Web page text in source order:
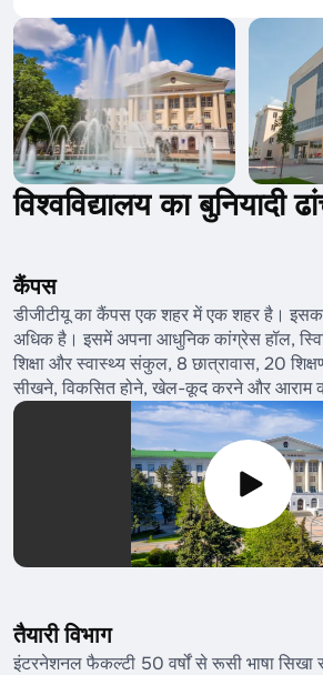
विश्वविद्यालय का बुनियादी
कैंपस
डीजीटीयू का कैंपस एक शहर में एक शहर है।
अधिक है। इसमें अपना आधुनिक कांग्रेस हॉल,
शिक्षा और स्वास्थ्य संकुल, 8 छात्रावास, 20
सीखने, विकसित होने, खेल-कूद करने और आराम
तैयारी विभाग
इंटरनेशनल फैकल्टी 50 वर्षों से रूसी भाषा सिखा